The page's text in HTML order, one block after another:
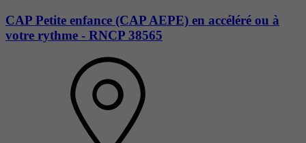
CAP Petite enfance (CAP AEPE) en accéléré ou à
votre rythme - RNCP 38565